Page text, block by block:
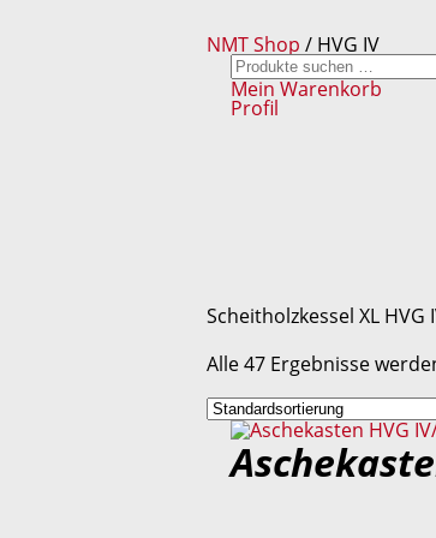
NMT Shop / HVG IV
Suchen
nach:
Mein Warenkorb
Profil
Scheitholzkessel XL HVG
Alle 47 Ergebnisse